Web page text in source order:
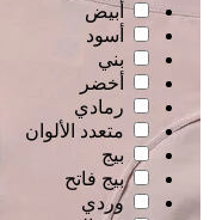
أبيض
أسود
بني
أخضر
رمادي
متعدد الألوان
بيج
بيج فاتح
وردي